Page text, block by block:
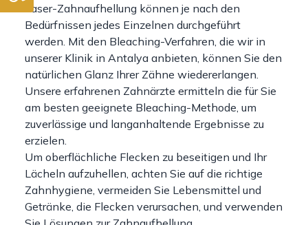
Laser-Zahnaufhellung können je nach den
Bedürfnissen jedes Einzelnen durchgeführt
werden. Mit den Bleaching-Verfahren, die wir in
unserer Klinik in Antalya anbieten, können Sie den
natürlichen Glanz Ihrer Zähne wiedererlangen.
Unsere erfahrenen Zahnärzte ermitteln die für Sie
am besten geeignete Bleaching-Methode, um
zuverlässige und langanhaltende Ergebnisse zu
erzielen.
Um oberflächliche Flecken zu beseitigen und Ihr
Lächeln aufzuhellen, achten Sie auf die richtige
Zahnhygiene, vermeiden Sie Lebensmittel und
Getränke, die Flecken verursachen, und verwenden